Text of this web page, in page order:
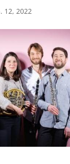
12, 2022